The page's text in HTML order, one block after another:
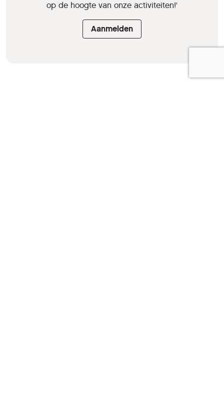
op de hoogte van onze activiteiten!'
Aanmelden